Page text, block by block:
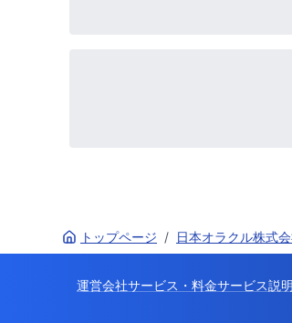
トップページ / 日本オラクル株式
運営会社サービス・料金サービス説